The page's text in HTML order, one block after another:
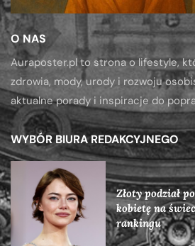
O NAS
Auraposter.pl to strona o lifestyle,
zdrowia, mody, urody i rozwoju
aktualne porady i inspiracje do
WYBÓR BIURA REDAKCYJNEGO
Złoty podział
kobietę na
rankingu